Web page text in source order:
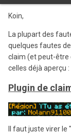
Koin,
La plupart des
quelques fautes
claim (et peut-être
celles déjà aperçu :
Plugin de
Il faut juste virer